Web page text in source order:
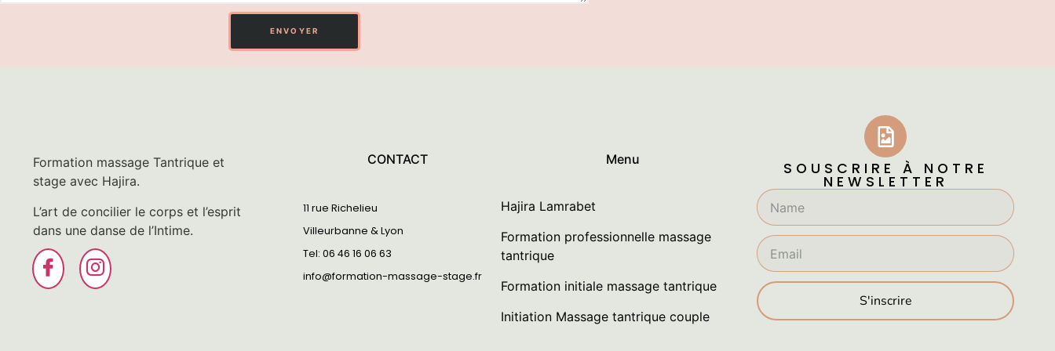
ENVOYER
Formation massage Tantrique et
stage avec Hajira.
L’art de concilier le corps et l’esprit
dans une danse de l’Intime.
CONTACT
11 rue Richelieu
Villeurbanne & Lyon
Tel: 06 46 16 06 63
info@formation-massage-stage.fr
Menu
Hajira Lamrabet
Formation professionnelle massage
tantrique
Formation initiale massage tantrique
Initiation Massage tantrique couple
SOUSCRIRE À NOTRE
NEWSLETTER
S'inscrire